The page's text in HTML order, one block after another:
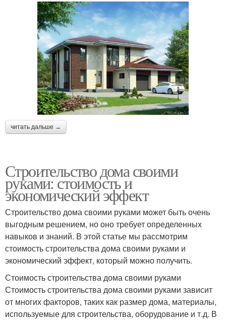
читать дальше →
Строительство дома своими
руками: стоимость и
экономический эффект
Строительство дома своими руками может быть очень
выгодным решением, но оно требует определенных
навыков и знаний. В этой статье мы рассмотрим
стоимость строительства дома своими руками и
экономический эффект, который можно получить.
Стоимость строительства дома своими руками
Стоимость строительства дома своими руками зависит
от многих факторов, таких как размер дома, материалы,
используемые для строительства, оборудование и т.д. В